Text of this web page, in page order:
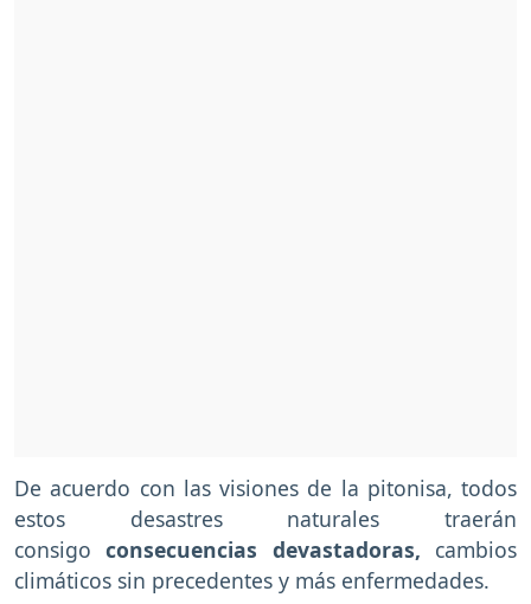
De acuerdo con las visiones de la pitonisa, todos
estos desastres naturales traerán
consigoconsecuencias devastadoras, cambios
climáticos sin precedentes y más enfermedades.